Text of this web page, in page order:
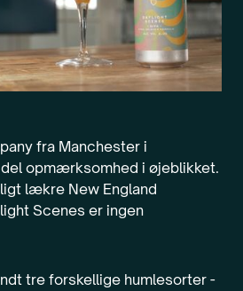
fra Manchester i
opmærksomhed i øjeblikket.
lækre New England
Scenes er ingen
tre forskellige humlesorter -